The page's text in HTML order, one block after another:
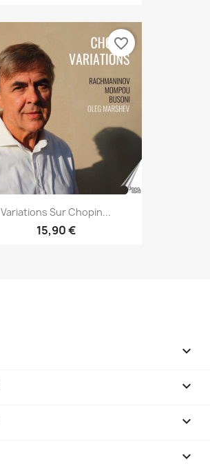
Variations Sur Chopin...
15,90 €
favorite_border



keyboard_arrow_down